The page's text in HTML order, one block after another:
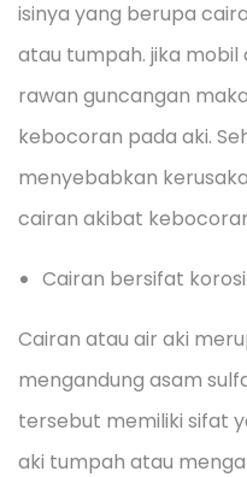
isinya yang berupa
atau tumpah. jika mobil
rawan guncangan
kebocoran pada aki.
menyebabkan
cairan akibat
Cairan bersifat
Cairan atau air aki
mengandung asam
tersebut memiliki sifat
aki tumpah atau